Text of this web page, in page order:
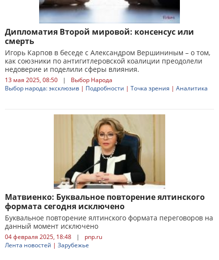
Дипломатия Второй мировой: консенсус или
смерть
Игорь Карпов в беседе с Александром Вершининым – о том,
как союзники по антигитлеровской коалиции преодолели
недоверие и поделили сферы влияния.
13 мая 2025, 08:50 |
Выбор Народа
Выбор народа: эксклюзив | Подробности | Точка зрения | Аналитика
Матвиенко: Буквальное повторение ялтинского
формата сегодня исключено
Буквальное повторение ялтинского формата переговоров на
данный момент исключено
04 февраля 2025, 18:48 |
pnp.ru
Лента новостей | Зарубежье